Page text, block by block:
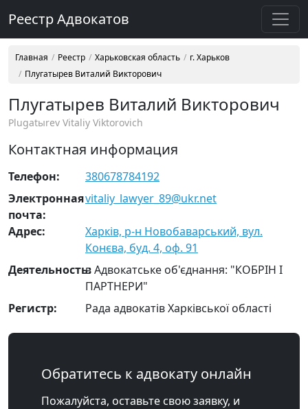
Реестр Адвокатов
Главная Реестр Харьковская область
г. Харьков
Плугатырев Виталий Викторович
Плугатырев Виталий Викторович
Plugatыrev Vitaliy Viktorovich
Контактная информация
Телефон:
380678784192
Электронная
почта:
vitaliy_lawyer_89@ukr.net
Адрес:
Харків, р-н Новобаварський, вул.
Конєва, буд. 4, оф. 91
Деятельность:в Адвокатське об'єднання: "КОБРІН І
ПАРТНЕРИ"
Регистр:
Рада адвокатів Харківської області
Обратитесь к адвокату онлайн
Пожалуйста, оставьте свою заявку, и